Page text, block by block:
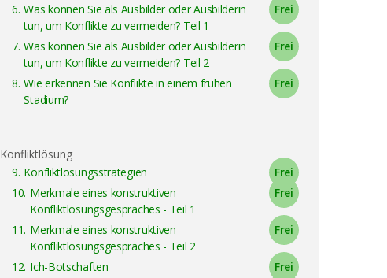
6. Was können Sie als Ausbilder oder Ausbilderin
tun, um Konflikte zu vermeiden? Teil 1
7. Was können Sie als Ausbilder oder Ausbilderin
tun, um Konflikte zu vermeiden? Teil 2
8. Wie erkennen Sie Konflikte in einem frühen
Stadium?
Konfliktlösung
9. Konfliktlösungsstrategien
10. Merkmale eines konstruktiven
Konfliktlösungsgespräches - Teil 1
11. Merkmale eines konstruktiven
Konfliktlösungsgespräches - Teil 2
12. Ich-Botschaften